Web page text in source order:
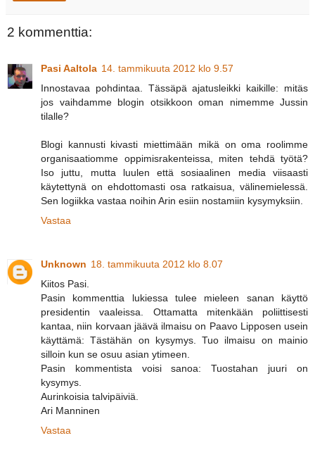
2 kommenttia:
Pasi Aaltola 14. tammikuuta 2012 klo 9.57
Innostavaa pohdintaa. Tässäpä ajatusleikki kaikille: mitäs
jos vaihdamme blogin otsikkoon oman nimemme Jussin
tilalle?
Blogi kannusti kivasti miettimään mikä on oma roolimme
organisaatiomme oppimisrakenteissa, miten tehdä työtä?
Iso juttu, mutta luulen että sosiaalinen media viisaasti
käytettynä on ehdottomasti osa ratkaisua, välinemielessä.
Sen logiikka vastaa noihin Arin esiin nostamiin kysymyksiin.
Vastaa
Unknown 18. tammikuuta 2012 klo 8.07
Kiitos Pasi.
Pasin kommenttia lukiessa tulee mieleen sanan käyttö
presidentin vaaleissa. Ottamatta mitenkään poliittisesti
kantaa, niin korvaan jäävä ilmaisu on Paavo Lipposen usein
käyttämä: Tästähän on kysymys. Tuo ilmaisu on mainio
silloin kun se osuu asian ytimeen.
Pasin kommentista voisi sanoa: Tuostahan juuri on
kysymys.
Aurinkoisia talvipäiviä.
Ari Manninen
Vastaa